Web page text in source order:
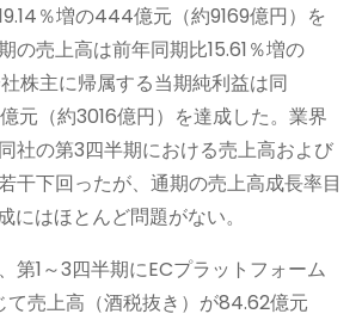
％増の444億元（約9169億円）を
の売上高は前年同期比15.61％増の
株主に帰属する当期純利益は同
元（約3016億円）を達成した。業界
社の第3四半期における売上高および
干下回ったが、通期の売上高成長率目
にはほとんど問題がない。
第1～3四半期にECプラットフォーム
て売上高（酒税抜き）が84.62億元